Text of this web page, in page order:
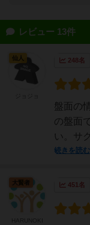
レビュー 13件
248名
盤面の
の盤面
い。サ
続きを読
仙人
451名
大賢者